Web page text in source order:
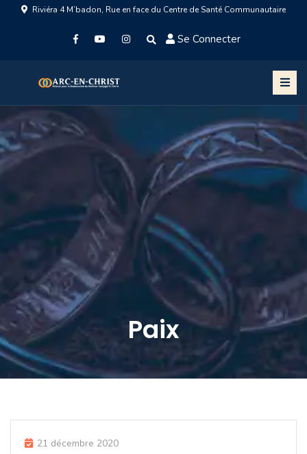
Riviéra 4 M’badon, Rue en face du Centre de Santé Communautaire
Se Connecter
Paix
21 décembre 2020